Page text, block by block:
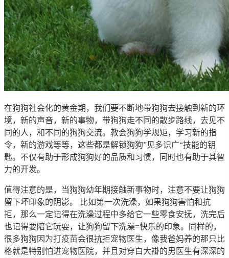
在狗狗社会化的黄金期，我们要不断地带狗狗去接触到新的环
境，新的声音，新的事物，带狗狗走不同的散步路线，去见不
同的人，和不同的狗狗交流。教会狗狗学规矩，学习新的指
令，新的游戏等等，这些都是解锁狗狗”见多识广“技能的钥
匙。不仅有助于形成狗狗好的品质和习惯，同时也有助于其智
力的开发。
值得注意的是，当狗狗幼年期接触新事物时，注意不要让狗狗
留下坏印象的阴影。 比如第一次洗澡，如果狗狗害怕和抗
拒，那么一定记得在洗澡过程中多给它一些零食安抚，洗完后
也记得要陪它玩耍，让狗狗留下洗澡=快乐的印象。同样的，
很多狗狗因为打疫苗会很抗拒宠物医生，像我爸妈养的那只比
格就是特别怕进宠物医院，并且对穿白大褂的男医生有深深的